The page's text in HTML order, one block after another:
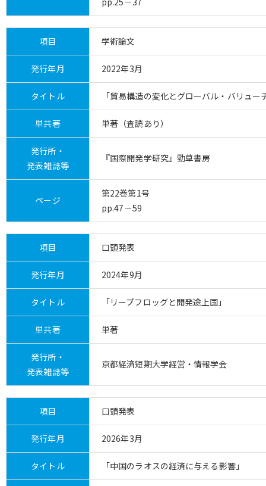
項目 学術論文
発行年月 2022年3月
タイトル 「貿易構造の変化とグローバル・バリュー
単共著 単著（査読あり）
発行所・
発表雑誌等
『国際開発学研究』勁草書房
ページ
第22巻第1号
pp.47－59
項目 口頭発表
発行年月 2024年9月
タイトル 「リープフロッグと開発途上国」
単共著 単著
発行所・
発表雑誌等
京都経済短期大学経営・情報学会
項目 口頭発表
発行年月 2026年3月
タイトル 「中国のラオスの経済に与える影響」